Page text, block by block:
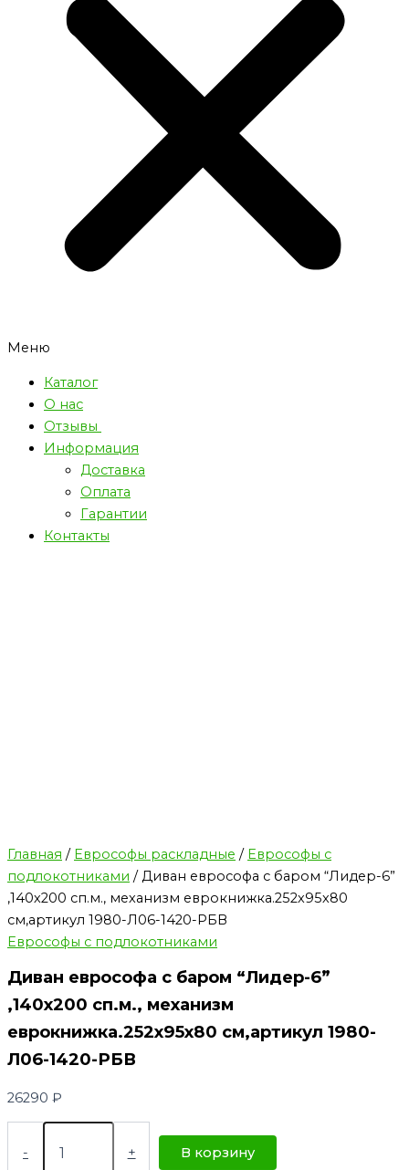
Меню
Каталог
О нас
Отзывы
Информация
Доставка
Оплата
Гарантии
Контакты
Главная / Еврософы раскладные / Еврософы с
подлокотниками / Диван еврософа с баром “Лидер-6”
,140х200 сп.м., механизм еврокнижка.252х95х80
см,артикул 1980-Л06-1420-РБВ
Еврософы с подлокотниками
Диван еврософа с баром “Лидер-6”
,140х200 сп.м., механизм
еврокнижка.252х95х80 см,артикул 1980-
Л06-1420-РБВ
26290 ₽
- + В корзину